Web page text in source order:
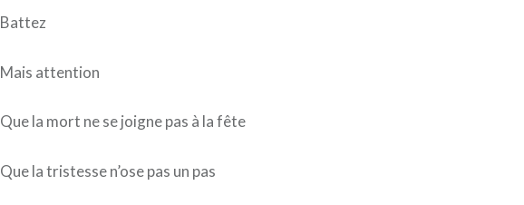
Battez
Mais attention
Que la mort ne se joigne pas à la fête
Que la tristesse n’ose pas un pas